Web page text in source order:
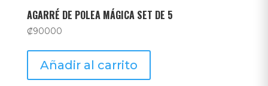
AGARRÉ DE POLEA MÁGICA SET DE 5
₡90000
Añadir al carrito